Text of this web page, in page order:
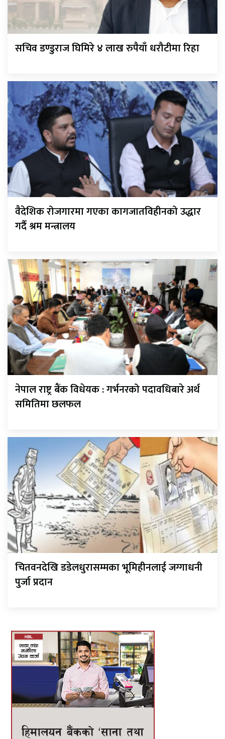
सचिव डण्डुराज घिमिरे ४ लाख रुपैयाँ धरौटीमा रिहा
वैदेशिक रोजगारमा गएका कागजातविहीनको उद्धार
गर्दै श्रम मन्त्रालय
नेपाल राष्ट्र बैंक विधेयक : गर्भनरको पदावधिबारे अर्थ
समितिमा छलफल
चितवनदेखि डडेलधुरासम्मका भूमिहीनलाई जग्गाधनी
पुर्जा प्रदान